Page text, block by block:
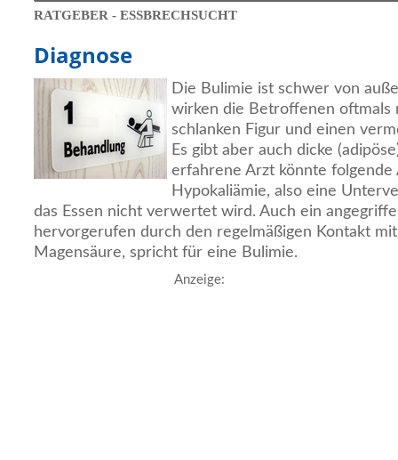
RATGEBER - ESSBRECHSUCHT
Diagnose
Die Bulimie ist schwer von
wirken die Betroffenen oftmals
schlanken Figur und einen
Es gibt aber auch dicke
erfahrene Arzt könnte folgende
Hypokaliämie, also eine
das Essen nicht verwertet wird. Auch ein
hervorgerufen durch den regelmäßigen Kontakt
Magensäure, spricht für eine Bulimie.
Anzeige: